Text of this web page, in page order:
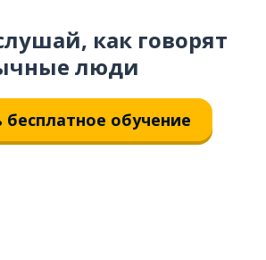
как говорят
люди
бесплатное обучение